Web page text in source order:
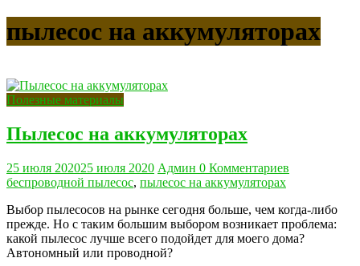
пылесос на аккумуляторах
Полезные материалы
Пылесос на аккумуляторах
25 июля 202025 июля 2020 Админ 0 Комментариев
беспроводной пылесос, пылесос на аккумуляторах
Выбор пылесосов на рынке сегодня больше, чем когда-либо
прежде. Но с таким большим выбором возникает проблема:
какой пылесос лучше всего подойдет для моего дома?
Автономный или проводной?